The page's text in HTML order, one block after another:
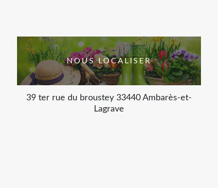
NOUS LOCALISER
39 ter rue du broustey 33440 Ambarès-et-
Lagrave